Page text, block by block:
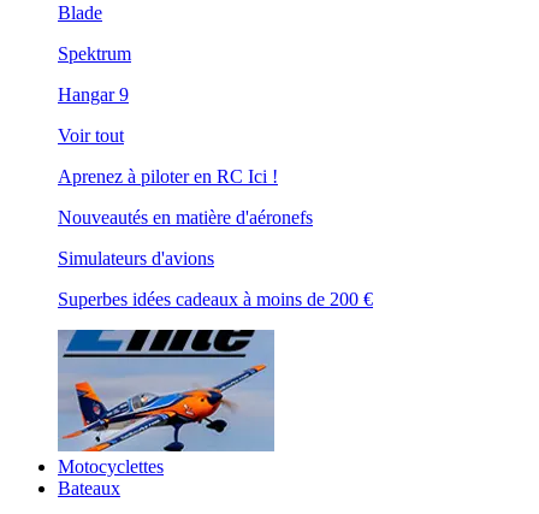
Blade
Spektrum
Hangar 9
Voir tout
Aprenez à piloter en RC Ici !
Nouveautés en matière d'aéronefs
Simulateurs d'avions
Superbes idées cadeaux à moins de 200 €
Motocyclettes
Bateaux